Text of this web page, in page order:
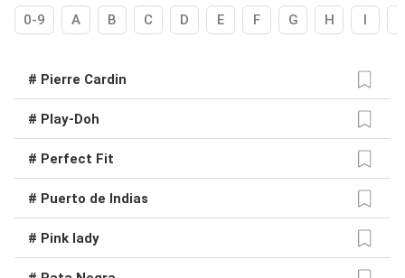
0-9 A B C D E F G H I
# Pierre Cardin
# Play-Doh
# Perfect Fit
# Puerto de Indias
# Pink lady